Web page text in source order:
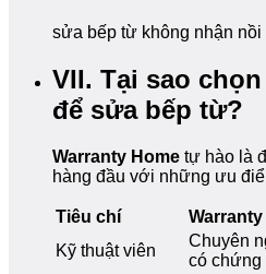
sửa bếp từ không nhận
VII. Tại sao
để sửa bếp từ?
Warranty Home tự hào là
hàng đầu với những ưu
Tiêu chí
Kỹ thuật viên
Chuyên
có chứng